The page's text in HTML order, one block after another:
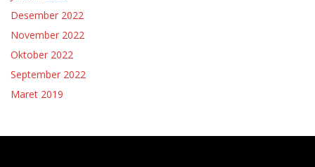
Desember 2022
November 2022
Oktober 2022
September 2022
Maret 2019